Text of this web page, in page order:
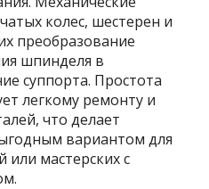
колес, шестерен и
преобразование
шпинделя в
суппорта. Простота
легкому ремонту и
что делает
вариантом для
мастерских с